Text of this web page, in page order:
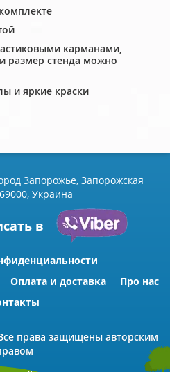
карманами,
размер стенда можно
и яркие краски
Запорожье, Запорожская
Украина
в
Оплата и доставка
Про нас
права защищены авторским